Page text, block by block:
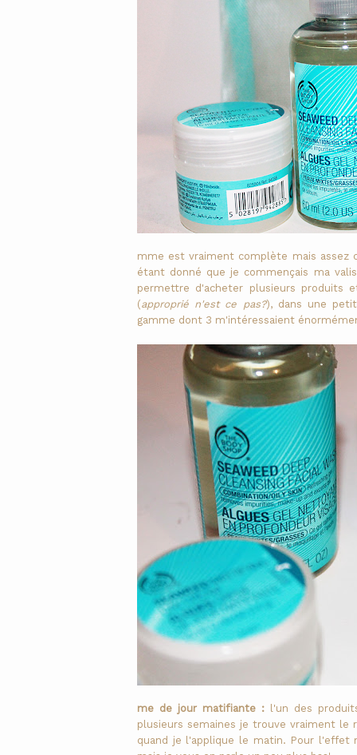
mme est vraiment complète mais assez
étant donné que je commençais ma
permettre d'acheter plusieurs
(approprié n'est ce pas?), dans une
gamme dont 3 m'intéressaient
me de jour matifiante : l'un des
plusieurs semaines je trouve vraiment le
quand je l'applique le matin. Pour